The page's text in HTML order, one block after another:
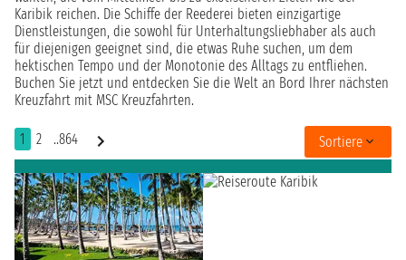
Karibik reichen. Die Schiffe der Reederei bieten einzigartige
Dienstleistungen, die sowohl für Unterhaltungsliebhaber als auch
für diejenigen geeignet sind, die etwas Ruhe suchen, um dem
hektischen Tempo und der Monotonie des Alltags zu entfliehen.
Buchen Sie jetzt und entdecken Sie die Welt an Bord Ihrer nächsten
Kreuzfahrt mit MSC Kreuzfahrten.
1 2 ..864 Sortiere